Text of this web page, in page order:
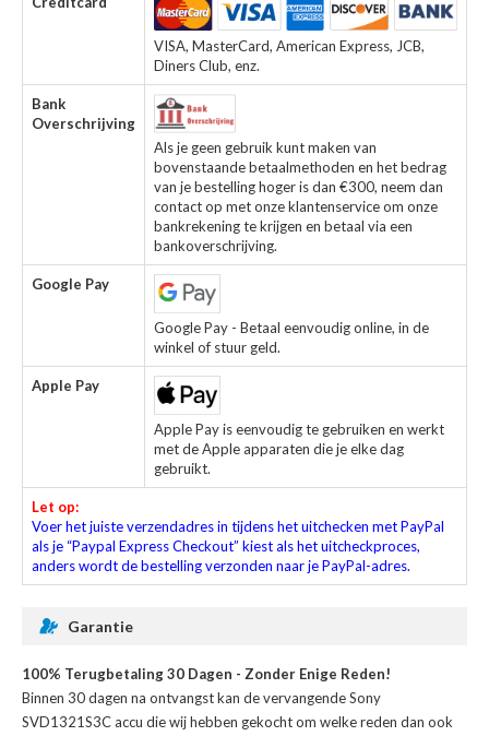
VISA, MasterCard, American Express, JCB,
Diners Club, enz.
Bank
Overschrijving
Als je geen gebruik kunt maken van
bovenstaande betaalmethoden en het bedrag
van je bestelling hoger is dan €300, neem dan
contact op met onze klantenservice om onze
bankrekening te krijgen en betaal via een
bankoverschrijving.
Google Pay
Google Pay - Betaal eenvoudig online, in de
winkel of stuur geld.
Apple Pay
Apple Pay is eenvoudig te gebruiken en werkt
met de Apple apparaten die je elke dag
gebruikt.
Let op:
Voer het juiste verzendadres in tijdens het uitchecken met PayPal
als je “Paypal Express Checkout” kiest als het uitcheckproces,
anders wordt de bestelling verzonden naar je PayPal-adres.
Garantie
100% Terugbetaling 30 Dagen - Zonder Enige Reden!
Binnen 30 dagen na ontvangst kan devervangende Sony
SVD1321S3C accu die wij hebben gekocht om welke reden dan ook